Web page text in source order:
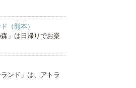
（熊本）
」は日帰りでお楽
ンド」は、アトラ